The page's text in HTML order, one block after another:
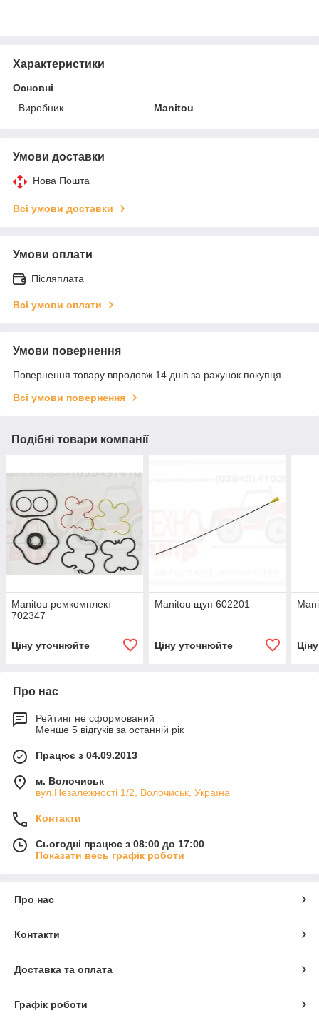
Характеристики
Основні
Виробник
Manitou
Умови доставки
Нова Пошта
Всі умови доставки
Умови оплати
Післяплата
Всі умови оплати
Умови повернення
Повернення товару впродовж 14 днів за рахунок покупця
Всі умови повернення
Подібні товари компанії
Manitou ремкомплект
702347
Ціну уточнюйте
Manitou щуп 602201
Ціну уточнюйте
Про нас
Рейтинг не сформований
Менше 5 відгуків за останній рік
Працює з 04.09.2013
м. Волочиськ
вул.Незалежності 1/2, Волочиськ, Україна
Контакти
Сьогодні працює з 08:00 до 17:00
Показати весь графік роботи
Про нас
Контакти
Доставка та оплата
Графік роботи